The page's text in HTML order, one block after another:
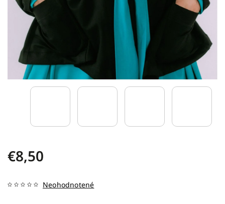
€8,50
Neohodnotené